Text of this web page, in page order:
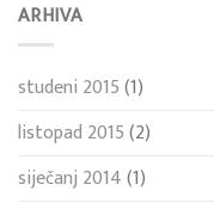
ARHIVA
studeni 2015(1)
listopad 2015(2)
siječanj 2014(1)